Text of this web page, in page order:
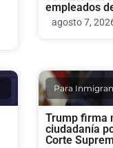
empleados
agosto 7,
Para
Trump firma
ciudadanía
Corte